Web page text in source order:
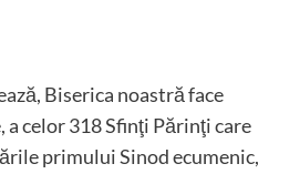
Biserica noastră face
a celor 318 Sfinţi Părinţi care
primului Sinod ecumenic,